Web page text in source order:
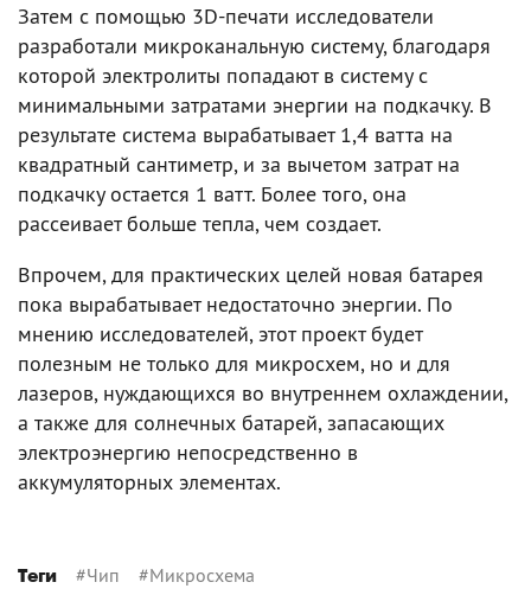
Затем с помощью 3D-печати исследователи
разработали микроканальную систему, благодаря
которой электролиты попадают в систему с
минимальными затратами энергии на подкачку. В
результате система вырабатывает 1,4 ватта на
квадратный сантиметр, и за вычетом затрат на
подкачку остается 1 ватт. Более того, она
рассеивает больше тепла, чем создает.
Впрочем, для практических целей новая батарея
пока вырабатывает недостаточно энергии. По
мнению исследователей, этот проект будет
полезным не только для микросхем, но и для
лазеров, нуждающихся во внутреннем охлаждении,
а также для солнечных батарей, запасающих
электроэнергию непосредственно в
аккумуляторных элементах.
Теги #Чип #Микросхема